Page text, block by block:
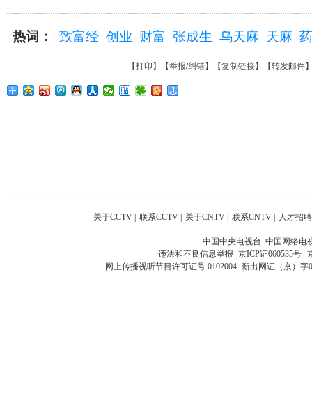
热词： 致富经 创业 财富 张成生 乌天麻 天麻
【打印 】【举报/纠错】【复制链接】【转发邮件
关于CCTV 联系CCTV 关于CNTV 联系CNTV 人才招聘
中国中央电视台 中国网络电
违法和不良信息举报 京ICP证060535号
网上传播视听节目许可证号 0102004 新出网证（京）